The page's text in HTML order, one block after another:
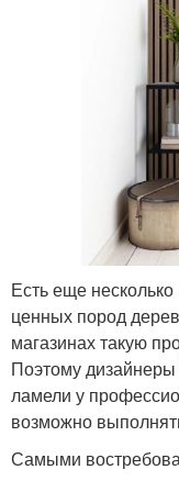
Есть еще
ценных пород
магазинах такую
Поэтому
ламели у
возможно
Самыми